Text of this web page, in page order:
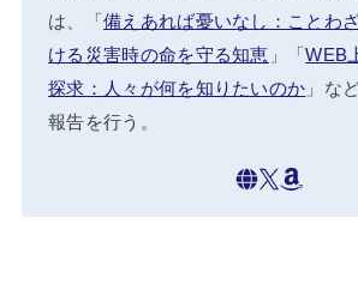
は、「備えあれば憂いなし：ことわ
ける災害時の命を守る知恵 」「WEB
探求：人々が何を知りたいのか 」な
報告を行う。